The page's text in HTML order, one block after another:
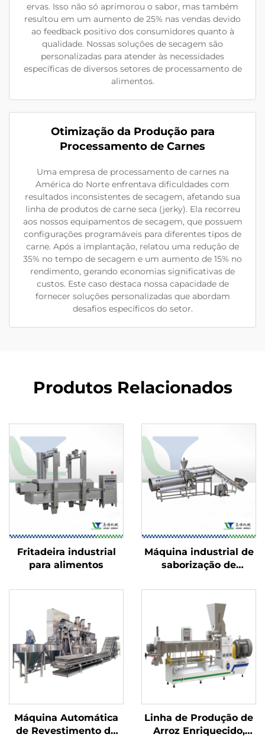
ervas. Isso não só aprimorou o sabor, mas também
resultou em um aumento de 25% nas vendas devido
ao feedback positivo dos consumidores quanto à
qualidade. Nossas soluções de secagem são
personalizadas para atender às necessidades
específicas de diversos setores de processamento de
alimentos.
Otimização da Produção para
Processamento de Carnes
Uma empresa de processamento de carnes na
América do Norte enfrentava dificuldades com
resultados inconsistentes de secagem, afetando sua
linha de produtos de carne seca (jerky). Ela recorreu
aos nossos equipamentos de secagem, que possuem
configurações programáveis para diferentes tipos de
carne. Após a implantação, relatou uma redução de
35% no tempo de secagem e um aumento de 15% no
rendimento, gerando economias significativas de
custos. Este caso destaca nossa capacidade de
fornecer soluções personalizadas que abordam
desafios específicos do setor.
Produtos Relacionados
Fritadeira industrial
para alimentos
Máquina industrial de
saborização de
Máquina Automática
de Revestimento de
Linha de Produção de
Arroz Enriquecido,